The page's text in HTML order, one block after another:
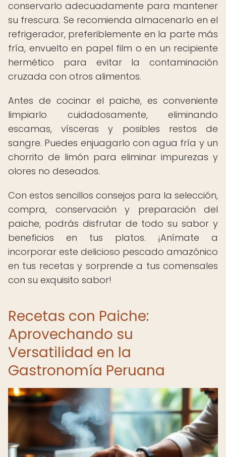
conservarlo adecuadamente para mantener
su frescura. Se recomienda almacenarlo en el
refrigerador, preferiblemente en la parte más
fría, envuelto en papel film o en un recipiente
hermético para evitar la contaminación
cruzada con otros alimentos.
Antes de cocinar el paiche, es conveniente
limpiarlo cuidadosamente, eliminando
escamas, vísceras y posibles restos de
sangre. Puedes enjuagarlo con agua fría y un
chorrito de limón para eliminar impurezas y
olores no deseados.
Con estos sencillos consejos para la selección,
compra, conservación y preparación del
paiche, podrás disfrutar de todo su sabor y
beneficios en tus platos. ¡Anímate a
incorporar este delicioso pescado amazónico
en tus recetas y sorprende a tus comensales
con su exquisito sabor!
Recetas con Paiche:
Aprovechando su
Versatilidad en la
Gastronomía Peruana